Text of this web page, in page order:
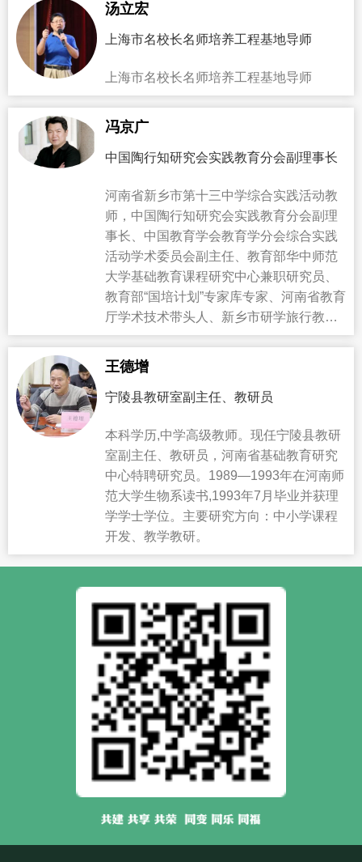
汤立宏
上海市名校长名师培养工程基地导师
上海市名校长名师培养工程基地导师
冯京广
中国陶行知研究会实践教育分会副理事长
河南省新乡市第十三中学综合实践活动教
师，中国陶行知研究会实践教育分会副理
事长、中国教育学会教育学分会综合实践
活动学术委员会副主任、教育部华中师范
大学基础教育课程研究中心兼职研究员、
教育部“国培计划”专家库专家、河南省教育
厅学术技术带头人、新乡市研学旅行教育
研究咨询中心首席专家。
王德增
宁陵县教研室副主任、教研员
本科学历,中学高级教师。现任宁陵县教研
室副主任、教研员，河南省基础教育研究
中心特聘研究员。1989—1993年在河南师
范大学生物系读书,1993年7月毕业并获理
学学士学位。主要研究方向：中小学课程
开发、教学教研。